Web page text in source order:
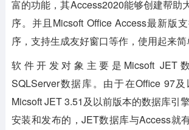
富的功能，其Access2020能够创建帮助
序。并且Micsoft Office Access最新版
序，支持生成友好窗口等作，使用起来简
软件开发对象主要是Micsoft JET
SQLServer数据库。由于在Office 97及
Micsoft JET 3.51及以前版本的数据库引
安装和发布的，JET数据库与Access就